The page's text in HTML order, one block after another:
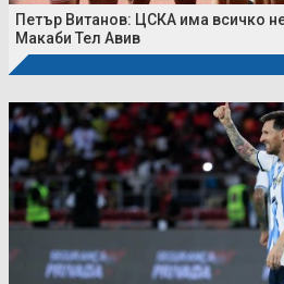
Петър Витанов: ЦСКА има всичко
Макаби Тел Авив